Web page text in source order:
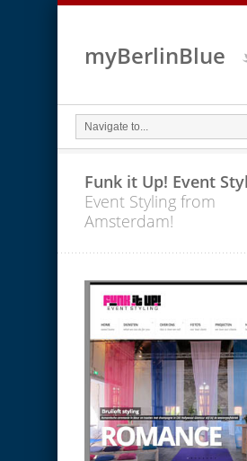
myBerlinBlue
Funk it Up! Event
Event Styling from
Amsterdam!